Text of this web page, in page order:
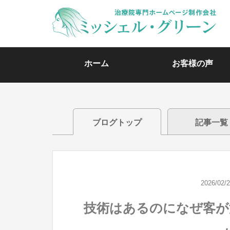
ホーム お客様の声
ブログトップ 記事一覧
2026/02/
技術はあるのになぜ客